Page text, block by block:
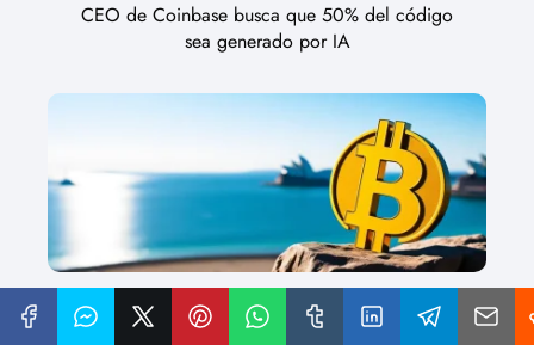
CEO de Coinbase busca que 50% del código
sea generado por IA
Fondos de jubilación en Australia reducen